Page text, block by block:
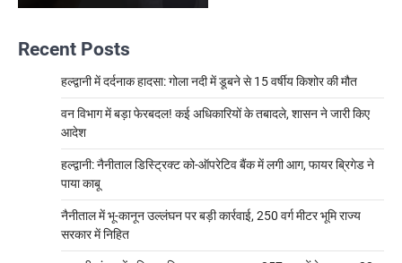
Recent Posts
हल्द्वानी में दर्दनाक हादसा: गोला नदी में डूबने से 15 वर्षीय किशोर की मौत
वन विभाग में बड़ा फेरबदल! कई अधिकारियों के तबादले, शासन ने जारी किए
आदेश
हल्द्वानी: नैनीताल डिस्ट्रिक्ट को-ऑपरेटिव बैंक में लगी आग, फायर ब्रिगेड ने
पाया काबू
नैनीताल में भू-कानून उल्लंघन पर बड़ी कार्रवाई, 250 वर्ग मीटर भूमि राज्य
सरकार में निहित